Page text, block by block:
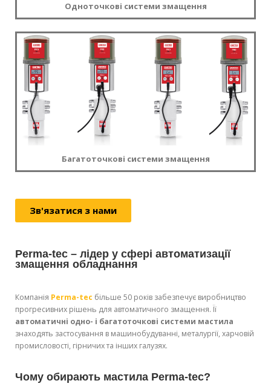
Одноточкові системи змащення
Багатоточкові системи змащення
Зв'язатися з нами
Perma-tec – лідер у сфері автоматизації
змащення обладнання
Компанія Perma-tec більше 50 років забезпечує виробництво
прогресивних рішень для автоматичного змащення. Її
автоматичні одно- і багатоточкові системи мастила
знаходять застосування в машинобудуванні, металургії, харчовій
промисловості, гірничих та інших галузях.
Чому обирають мастила Perma-tec?